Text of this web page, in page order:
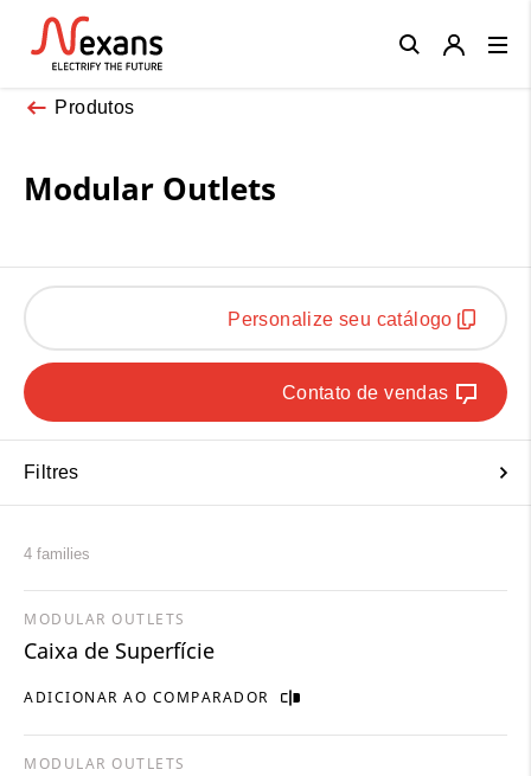
Produtos
Modular Outlets
Personalize seu catálogo
Contato de vendas
Filtres
4 families
ADICIONAR AO COMPARADOR
MODULAR OUTLETS
Caixa de Superfície
MODULAR OUTLETS
Close